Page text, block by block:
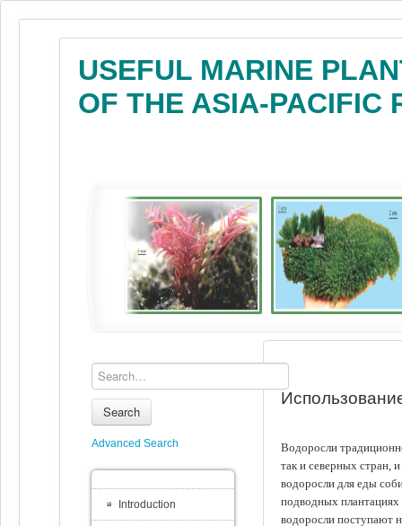
USEFUL MARINE
OF THE ASIA-PACIFIC
Водоросли
так и северных стран,
водоросли для еды
подводных
водоросли поступают
Search
Advanced Search
Introduction